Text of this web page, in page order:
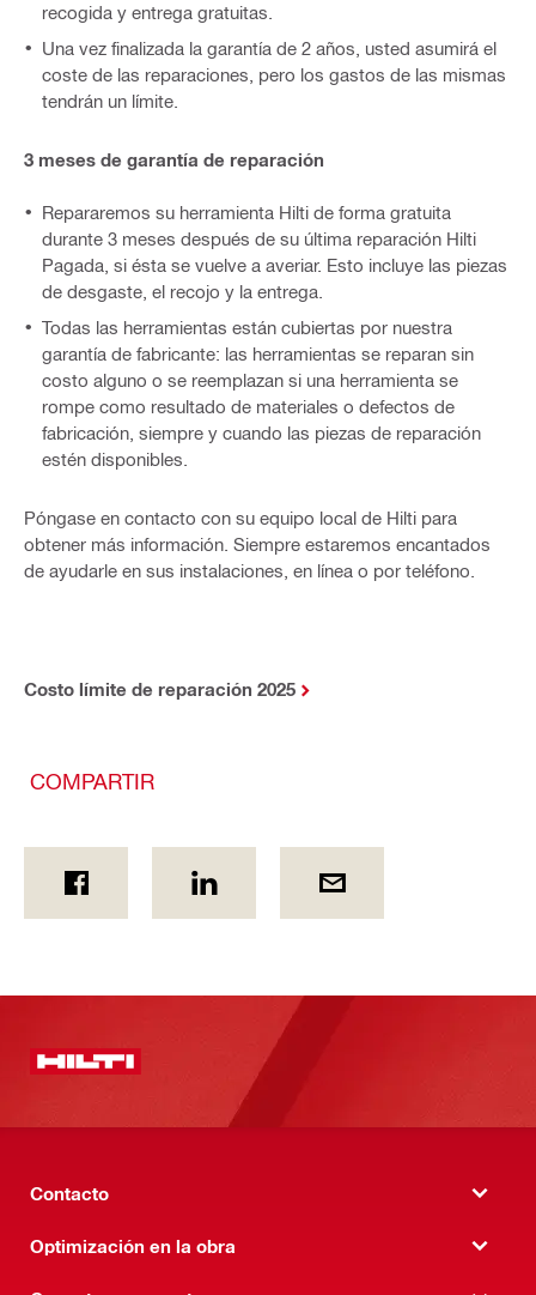
recogida y entrega gratuitas.
Una vez finalizada la garantía de 2 años, usted asumirá el
coste de las reparaciones, pero los gastos de las mismas
tendrán un límite.
3 meses de garantía de reparación
Repararemos su herramienta Hilti de forma gratuita
durante 3 meses después de su última reparación Hilti
Pagada, si ésta se vuelve a averiar. Esto incluye las piezas
de desgaste, el recojo y la entrega.
Todas las herramientas están cubiertas por nuestra
garantía de fabricante: las herramientas se reparan sin
costo alguno o se reemplazan si una herramienta se
rompe como resultado de materiales o defectos de
fabricación, siempre y cuando las piezas de reparación
estén disponibles.
Póngase en contacto con su equipo local de Hilti para
obtener más información. Siempre estaremos encantados
de ayudarle en sus instalaciones, en línea o por teléfono.
Costo límite de reparación 2025
COMPARTIR
Contacto
Optimización en la obra